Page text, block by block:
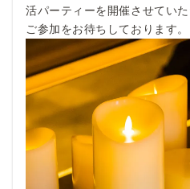
活パーティーを開催させてい
ご参加をお待ちしております。